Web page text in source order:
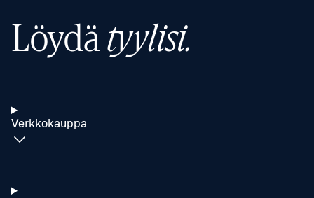
Löydätyylisi.
Verkkokauppa